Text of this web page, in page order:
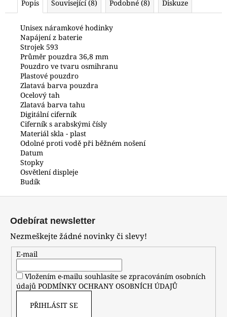
Popis Související (8) Podobné (8) Diskuze
Unisex náramkové hodinky
Napájení z baterie
Strojek 593
Průměr pouzdra 36,8 mm
Pouzdro ve tvaru osmihranu
Plastové pouzdro
Zlatavá barva pouzdra
Ocelový tah
Zlatavá barva tahu
Digitální ciferník
Ciferník s arabskými čísly
Materiál skla - plast
Odolné proti vodě při běžném nošení
Datum
Stopky
Osvětlení displeje
Budík
j
HODINKY
ORIENT
FETAC002W0
200
Kč
Odebírat newsletter
Nezmeškejte žádné novinky či slevy!
E-mail
Vložením e-mailu souhlasíte se zpracováním osobních
údajů PODMÍNKY OCHRANY OSOBNÍCH ÚDAJŮ
PŘIHLÁSIT SE